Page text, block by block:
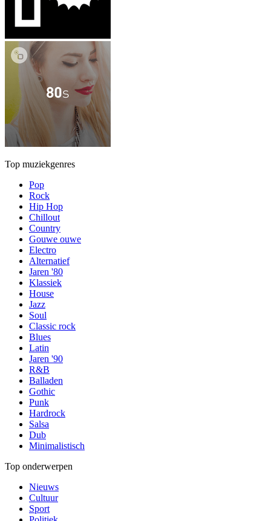
Top muziekgenres
Pop
Rock
Hip Hop
Chillout
Country
Gouwe ouwe
Electro
Alternatief
Jaren '80
Klassiek
House
Jazz
Soul
Classic rock
Blues
Latin
Jaren '90
R&B
Balladen
Gothic
Punk
Hardrock
Salsa
Dub
Minimalistisch
Top onderwerpen
Nieuws
Cultuur
Sport